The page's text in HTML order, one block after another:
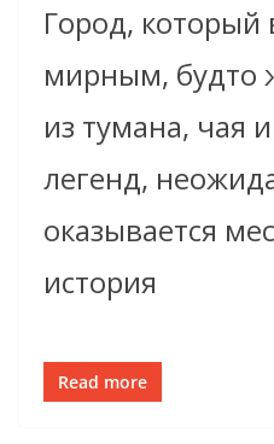
Город, который
мирным, будто
из тумана, чая
легенд,
оказывается
история
Read more